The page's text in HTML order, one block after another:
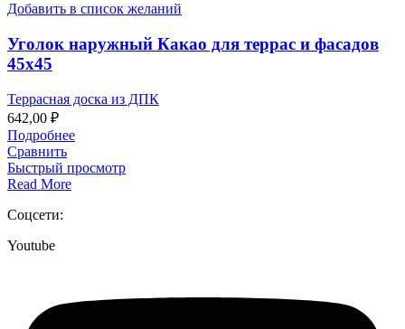
Добавить в список желаний
Уголок наружный Какао для террас и фасадов
45х45
Террасная доска из ДПК
642,00 ₽
Подробнее
Сравнить
Быстрый просмотр
Read More
Соцсети:
Youtube